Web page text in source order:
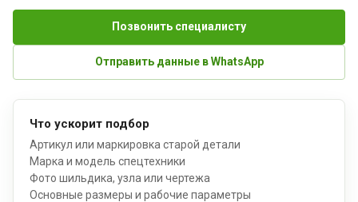
Позвонить специалисту
Отправить данные в WhatsApp
Что ускорит подбор
Артикул или маркировка старой детали
Марка и модель спецтехники
Фото шильдика, узла или чертежа
Основные размеры и рабочие параметры